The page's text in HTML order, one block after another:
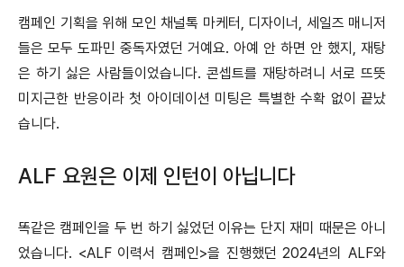
캠페인 기획을 위해 모인 채널톡 마케터, 디자이너, 세일즈 매니저
들은 모두 도파민 중독자였던 거예요. 아예 안 하면 안 했지, 재탕
은 하기 싫은 사람들이었습니다. 콘셉트를 재탕하려니 서로 뜨뜻
미지근한 반응이라 첫 아이데이션 미팅은 특별한 수확 없이 끝났
습니다.
ALF 요원은 이제 인턴이 아닙니다
똑같은 캠페인을 두 번 하기 싫었던 이유는 단지 재미 때문은 아니
었습니다. <ALF 이력서 캠페인>을 진행했던 2024년의 ALF와